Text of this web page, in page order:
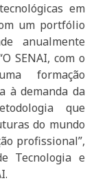
em
um portfólio
anualmente
SENAI, com o
formação
à demanda da
que
do mundo
profissional”,
Tecnologia e